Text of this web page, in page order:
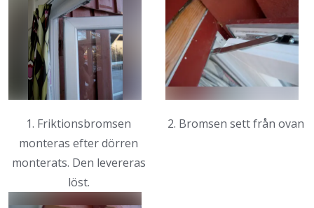
1. Friktionsbromsen
monteras efter dörren
monterats. Den levereras
löst.
2. Bromsen sett från ovan